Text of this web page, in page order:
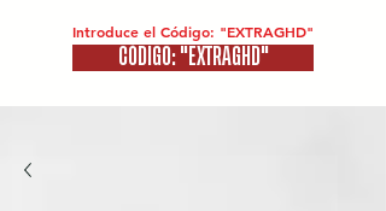
Introduce el Código: "EXTRAGHD"
CÓDIGO: "EXTRAGHD"